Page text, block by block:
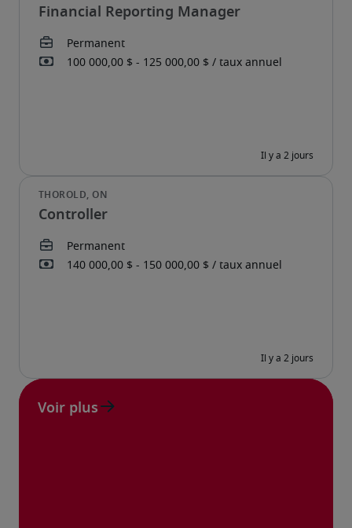
Financial Reporting Manager
Controller
Voir plus